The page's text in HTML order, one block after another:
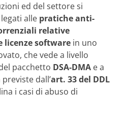
ed del settore si
alle pratiche anti-
relative
licenzesoftware in uno
che vede a livello
pacchetto DSA-DMA e a
dall’art. 33 del DDL
i casi di abuso di